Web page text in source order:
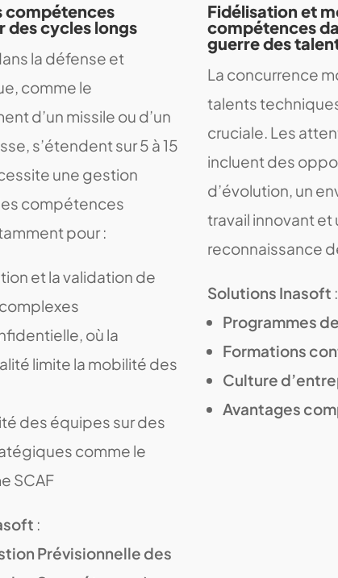
compétences
des cycles longs
la défense et
comme le
d’un missile ou d’un
s’étendent sur 5 à 15
une gestion
compétences
pour :
et la validation de
où la
limite la mobilité des
des équipes sur des
comme le
SCAF
:
Prévisionnelle des
Fidélisation et
compétences
guerre des
La concurrence
talents
cruciale. Les
incluent des
d’évolution, un
travail innovant et
reconnaissance
Solutions Inasoft :
Programmes
Formations
Culture
Avantages